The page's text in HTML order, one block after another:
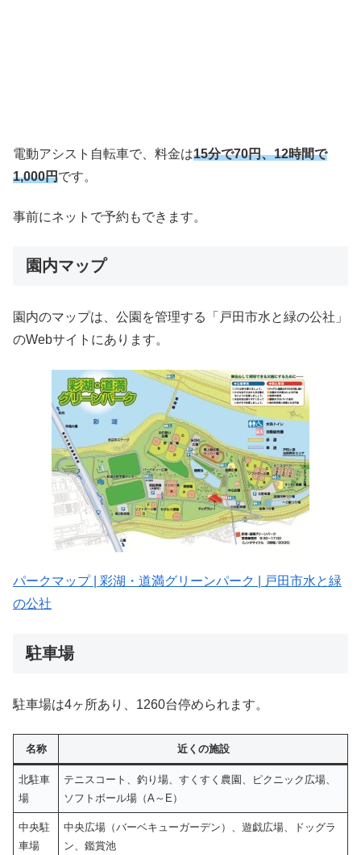
電動アシスト自転車で、料金は15分で70円、12時間で
1,000円です。
事前にネットで予約もできます。
園内マップ
園内のマップは、公園を管理する「戸田市水と緑の公社」
のWebサイトにあります。
パークマップ | 彩湖・道満グリーンパーク | 戸田市水と緑
の公社
駐車場
駐車場は4ヶ所あり、1260台停められます。
名称 近くの施設
北駐車
場
テニスコート、釣り場、すくすく農園、ピクニック広場、
ソフトボール場（A～E）
中央駐
車場
中央広場（バーベキューガーデン）、遊戯広場、ドッグラ
ン、鑑賞池